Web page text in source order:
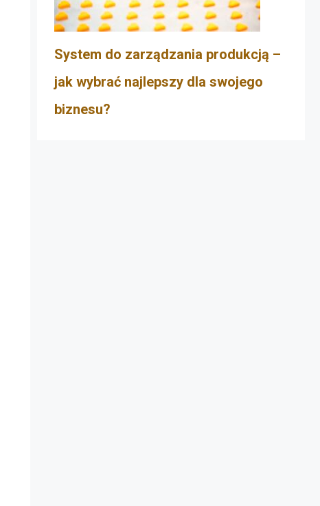
System do zarządzania produkcją –
jak wybrać najlepszy dla swojego
biznesu?